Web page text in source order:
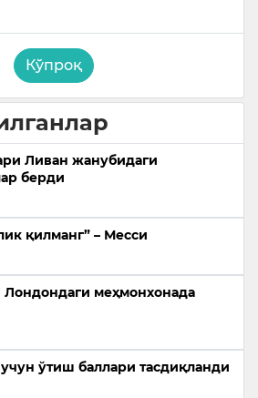
Кўпроқ
Ливан жанубидаги
берди
қилманг” – Месси
Лондондаги меҳмонхонада
ўтиш баллари тасдиқланди